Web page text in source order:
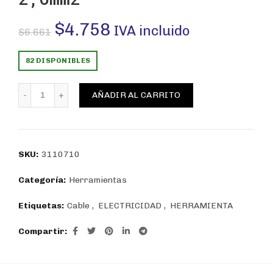
$6.661 El
precio
original
era:
$4.758 El
actual
es:
IVA incluido
82 DISPONIBLES
Pelacable manual 0,5-2,6mm2 cantidad
AÑADIR AL CARRITO
SKU: 3110710
Categoría: Herramientas
Etiquetas: Cable , ELECTRICIDAD , HERRAMIENTA
Compartir